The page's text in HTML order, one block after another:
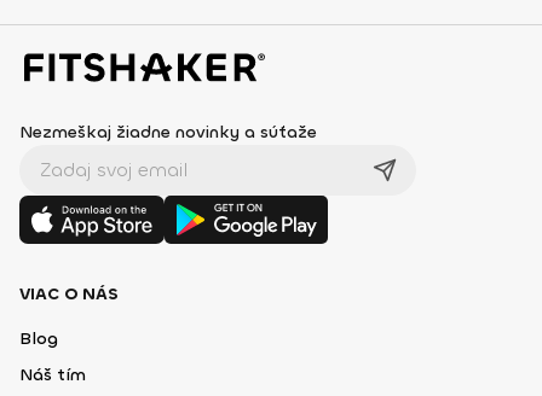
Nezmeškaj žiadne novinky a súťaže
VIAC O NÁS
Blog
Náš tím